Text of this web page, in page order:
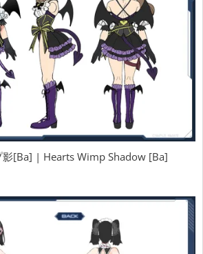
影[Ba] | Hearts Wimp Shadow [Ba]